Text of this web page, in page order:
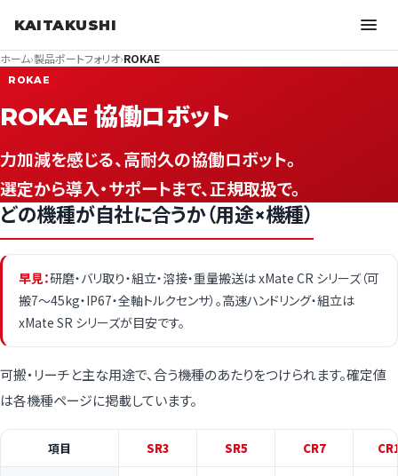
KAITAKUSHI
ホーム›製品ポートフォリオ›ROKAE
ROKAE
ROKAE 協働ロボット
力加減を感じる、高耐久の協働ロボット。
選定から導入・サポートまで、正規取扱で。
どの機種が自社に合うか（用途×機種）
早見：研磨・バリ取り・組立・溶接・重量搬送は xMate CR シリーズ（可
搬7〜45kg・IP67・全軸トルクセンサ）。高速ハンドリング・組立は
xMate SR シリーズが目安です。
可搬・リーチと主な用途で、合う機種のあたりをつけられます。確定値
は各機種ページに掲載しています。
項目 SR3 SR5 CR7